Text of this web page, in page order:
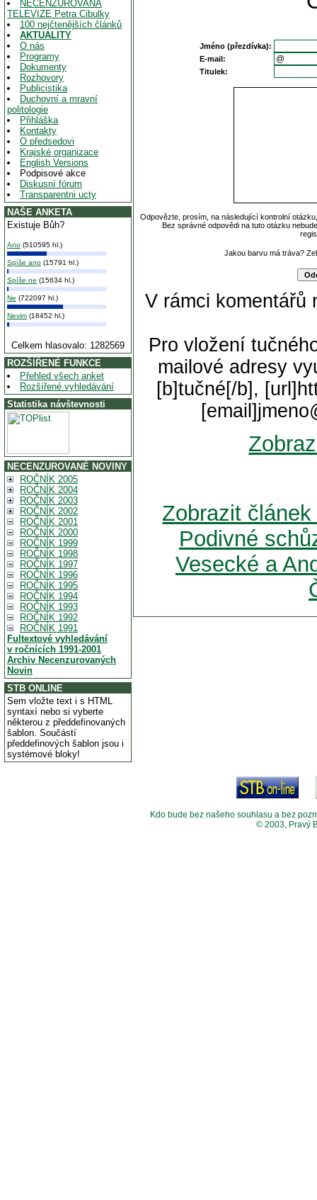
NECENZUROVANÁ
TELEVIZE Petra Cibulky
100 nejčtenějších článků
AKTUALITY
O nás
Programy
Dokumenty
Rozhovory
Publicistika
Duchovní a mravní
politologie
Přihláška
Kontakty
O předsedovi
Krajské organizace
English Versions
Podpisové akce
Diskusní fórum
Transparentni ucty
NAŠE ANKETA
Existuje Bůh?
Ano (510595 hl.)
Spíše ano (15791 hl.)
Spíše ne (15634 hl.)
Ne (722097 hl.)
Nevim (18452 hl.)
Celkem hlasovalo: 1282569
ROZŠÍŘENÉ FUNKCE
Přehled všech anket
Rozšířené vyhledávání
Statistika návštevnosti
NECENZUROVANÉ NOVINY
ROČNÍK 2005
ROČNÍK 2004
ROČNÍK 2003
ROČNÍK 2002
ROČNÍK 2001
ROČNÍK 2000
ROČNÍK 1999
ROČNÍK 1998
ROČNÍK 1997
ROČNÍK 1996
ROČNÍK 1995
ROČNÍK 1994
ROČNÍK 1993
ROČNÍK 1992
ROČNÍK 1991
Fultextové vyhledávání
v ročnících 1991-2001
Archiv Necenzurovaných
Novin
STB ONLINE
Sem vložte text i s HTML
syntaxí nebo si vyberte
některou z předdefinovaných
šablon. Součástí
předdefinových šablon jsou i
systémové bloky!
Jméno (přezdívka):
E-mail:
Titulek:
Odpovězte, prosím, na následující kontrolní
Bez správné odpovědi na tuto otázku
Jakou barvu má tráva?
V rámci komentářů
Pro vložení
mailové adresy
[b]tučné[/b],
Zobrazit
Podivné
Vesecké a
Kdo bude bez našeho souhlasu a bez
© 2003, Pravý